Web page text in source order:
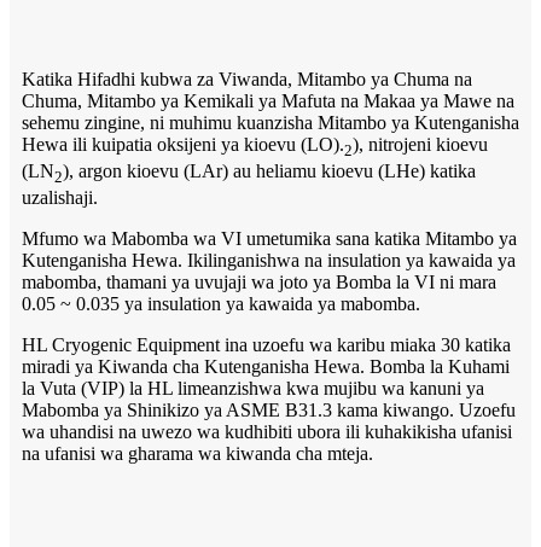
Katika Hifadhi kubwa za Viwanda, Mitambo ya Chuma na
Chuma, Mitambo ya Kemikali ya Mafuta na Makaa ya Mawe na
sehemu zingine, ni muhimu kuanzisha Mitambo ya Kutenganisha
Hewa ili kuipatia oksijeni ya kioevu (LO).2), nitrojeni kioevu
(LN2), argon kioevu (LAr) au heliamu kioevu (LHe) katika
uzalishaji.
Mfumo wa Mabomba wa VI umetumika sana katika Mitambo ya
Kutenganisha Hewa. Ikilinganishwa na insulation ya kawaida ya
mabomba, thamani ya uvujaji wa joto ya Bomba la VI ni mara
0.05 ~ 0.035 ya insulation ya kawaida ya mabomba.
HL Cryogenic Equipment ina uzoefu wa karibu miaka 30 katika
miradi ya Kiwanda cha Kutenganisha Hewa. Bomba la Kuhami
la Vuta (VIP) la HL limeanzishwa kwa mujibu wa kanuni ya
Mabomba ya Shinikizo ya ASME B31.3 kama kiwango. Uzoefu
wa uhandisi na uwezo wa kudhibiti ubora ili kuhakikisha ufanisi
na ufanisi wa gharama wa kiwanda cha mteja.